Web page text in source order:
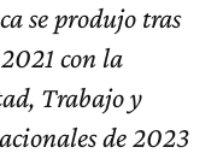
se produjo tras
con la
Trabajo y
de 2023